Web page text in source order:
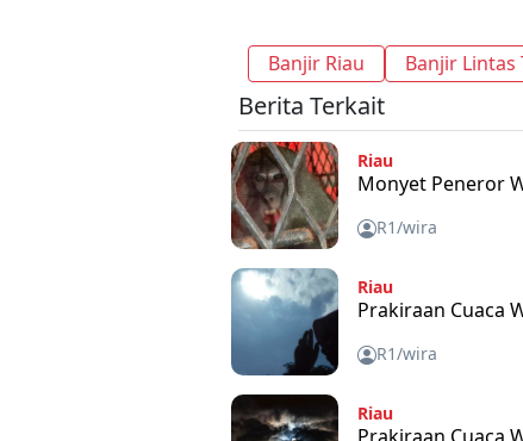
Banjir Riau Banjir Lintas
Berita Terkait
Riau
Monyet Peneror
R1/wira
Riau
Prakiraan Cuaca
R1/wira
Riau